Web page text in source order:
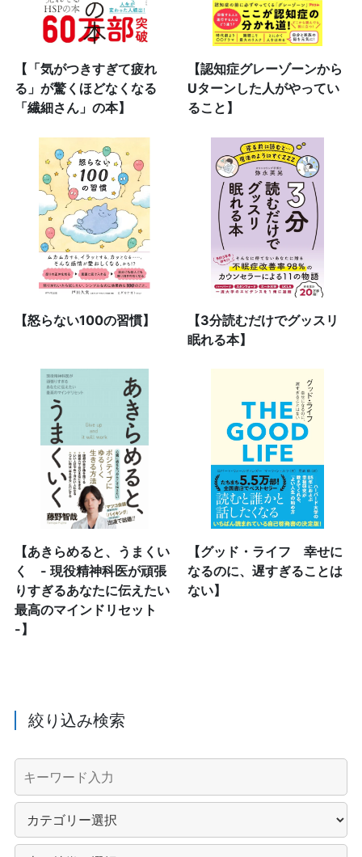
【「気がつきすぎて疲れ
る」が驚くほどなくなる
「繊細さん」の本】
【認知症グレーゾーンから
Uターンした人がやってい
ること】
【怒らない100の習慣】
【3分読むだけでグッスリ
眠れる本】
【あきらめると、うまくい
く - 現役精神科医が頑張
りすぎるあなたに伝えたい
最高のマインドリセット
-】
【グッド・ライフ 幸せに
なるのに、遅すぎることは
ない】
絞り込み検索